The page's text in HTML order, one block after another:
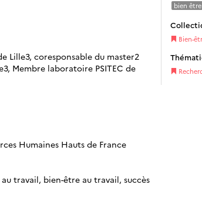
Lille3, coresponsable du master2
Membre laboratoire PSITEC de
Humaines Hauts de France
travail, bien-être au travail, succès
bien être
Bien-